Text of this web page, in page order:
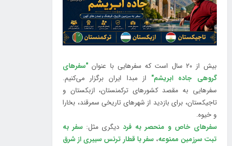
بیش از 20 سال است که سفرهایی با عنوان
"سفرهای
گروهی جاده ابریشم" از مبدا ایران برگزار می‌کنیم.
سفرهایی به مقصد کشورهای ترکمنستان، ازبکستان و
تاجیکستان، برای بازدید از شهرهای تاریخی سمرقند، بخارا
و خیوه.
سفرهای خاص و منحصر به فرددیگری مثل:سفر به
تبت سرزمین ممنوعه، سفر با قطار ترنس سیبری از شرق